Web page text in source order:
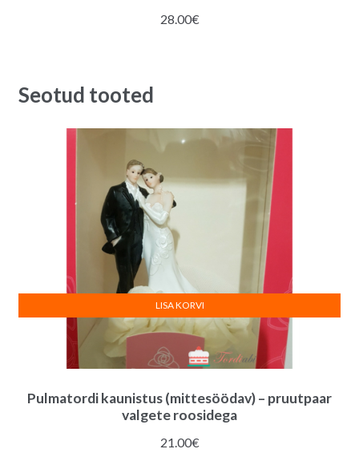
28.00€
Seotud tooted
Pulmatordi kaunistus (mittesöödav) – pruutpaar
valgete roosidega
21.00€
LISA KORVI